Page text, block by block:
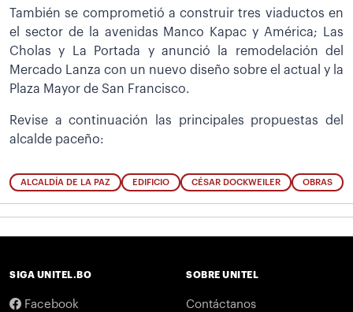
También se comprometió a construir tres viaductos en
el sector de la avenidas Manco Kapac y América; Las
Cholas y La Portada y anunció la remodelación del
Mercado Lanza con un nuevo diseño sobre el actual y la
Plaza Mayor de San Francisco.
Revise a continuación las principales propuestas del
alcalde paceño:
ALCALDÍA DE LA PAZ EDIFICIO CÉSAR DOCKWEILER OBRAS
SIGA UNITEL.BO
Facebook
SOBRE UNITEL
Contáctanos